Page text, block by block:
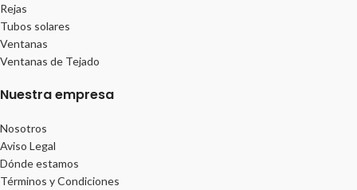
Rejas
Tubos solares
Ventanas
Ventanas de Tejado
Nuestra empresa
Nosotros
Aviso Legal
Dónde estamos
Términos y Condiciones